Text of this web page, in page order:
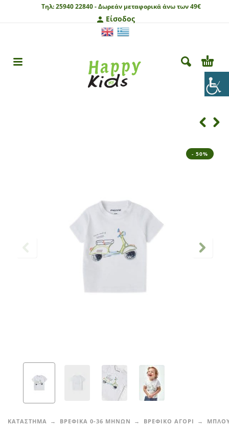
Τηλ:25940 22840 -Δωρεάν μεταφορικά άνω των 49€
Είσοδος
- 50%
ΚΑΤΑΣΤΗΜΑ ΒΡΕΦΙΚΑ 0-36 ΜΗΝΩΝ ΒΡΕΦΙΚΟ ΑΓΟΡΙ